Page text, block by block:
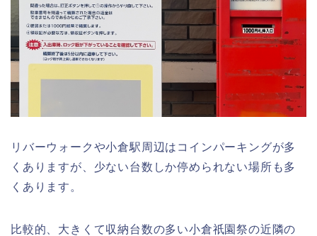
リバーウォークや小倉駅周辺はコインパーキングが多
くありますが、少ない台数しか停められない場所も多
くあります。
比較的、大きくて収納台数の多い小倉祇園祭の近隣の